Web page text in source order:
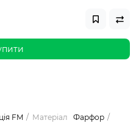
FM Матеріал
Фарфор